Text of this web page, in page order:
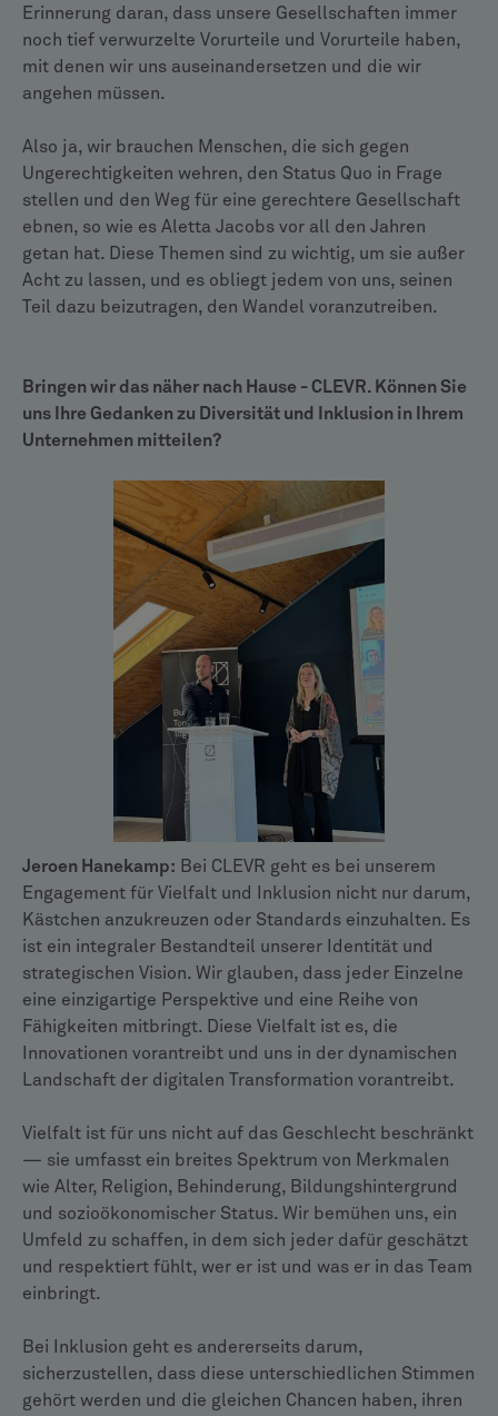
Erinnerung daran, dass unsere Gesellschaften immer
noch tief verwurzelte Vorurteile und Vorurteile haben,
mit denen wir uns auseinandersetzen und die wir
angehen müssen.
Also ja, wir brauchen Menschen, die sich gegen
Ungerechtigkeiten wehren, den Status Quo in Frage
stellen und den Weg für eine gerechtere Gesellschaft
ebnen, so wie es Aletta Jacobs vor all den Jahren
getan hat. Diese Themen sind zu wichtig, um sie außer
Acht zu lassen, und es obliegt jedem von uns, seinen
Teil dazu beizutragen, den Wandel voranzutreiben.
Bringen wir das näher nach Hause - CLEVR. Können Sie
uns Ihre Gedanken zu Diversität und Inklusion in Ihrem
Unternehmen mitteilen?
Jeroen Hanekamp: Bei CLEVR geht es bei unserem
Engagement für Vielfalt und Inklusion nicht nur darum,
Kästchen anzukreuzen oder Standards einzuhalten. Es
ist ein integraler Bestandteil unserer Identität und
strategischen Vision. Wir glauben, dass jeder Einzelne
eine einzigartige Perspektive und eine Reihe von
Fähigkeiten mitbringt. Diese Vielfalt ist es, die
Innovationen vorantreibt und uns in der dynamischen
Landschaft der digitalen Transformation vorantreibt.
Vielfalt ist für uns nicht auf das Geschlecht beschränkt
— sie umfasst ein breites Spektrum von Merkmalen
wie Alter, Religion, Behinderung, Bildungshintergrund
und sozioökonomischer Status. Wir bemühen uns, ein
Umfeld zu schaffen, in dem sich jeder dafür geschätzt
und respektiert fühlt, wer er ist und was er in das Team
einbringt.
Bei Inklusion geht es andererseits darum,
sicherzustellen, dass diese unterschiedlichen Stimmen
gehört werden und die gleichen Chancen haben, ihren